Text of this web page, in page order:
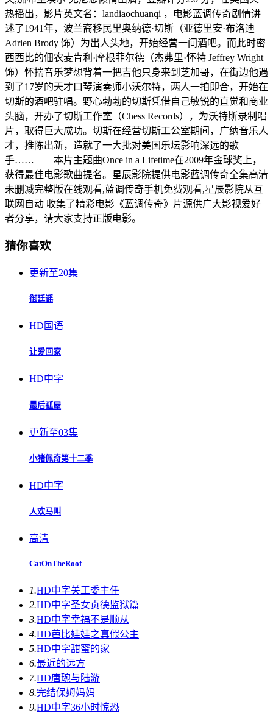
热播出，影片英文名：landiaochuanqi ，电影蓝调传奇剧情讲
述了1941年，波兰裔移民里奥纳德·切斯（亚德里安·布洛迪
Adrien Brody 饰）为出人头地，开始经营一间酒吧。而此时密
西西比的佃农麦肯利·摩根菲尔德（杰弗里·怀特 Jeffrey Wright
饰）怀揣音乐梦想背着一把吉他只身来到芝加哥，在街边他遇
到了17岁的天才口琴演奏师小沃尔特，两人一拍即合，开始在
切斯的酒吧驻唱。野心勃勃的切斯凭借自己敏锐的直觉和商业
头脑，开办了切斯工作室（Chess Records），为沃特斯录制唱
片，取得巨大成功。切斯在经营切斯工公室期间，广纳音乐人
才，推陈出新，造就了一大批对美国乐坛影响深远的歌
手…… 本片主题曲Once in a Lifetime在2009年金球奖上，
获得最佳电影歌曲提名。星辰影院提供电影蓝调传奇全集高清
未删减完整版在线观看,蓝调传奇手机免费观看,星辰影院从互
联网自动 收集了精彩电影《蓝调传奇》片源供广大影视爱好
者分享，请大家支持正版电影。
猜你喜欢
更新至20集
御廷谣
HD国语
让爱回家
HD中字
最后孤屋
更新至03集
小猪佩奇第十二季
HD中字
人欢马叫
高清
CatOnTheRoof
1.HD中字关工委主任
2.HD中字圣女贞德监狱篇
3.HD中字幸福不是顺从
4.HD芭比娃娃之真假公主
5.HD中字甜蜜的家
6.最近的远方
7.HD唐琬与陆游
8.完结保姆妈妈
9.HD中字36小时惊恐